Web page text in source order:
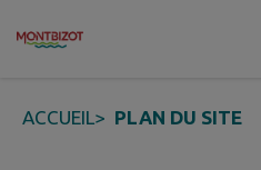
Contenu
ACCUEIL> PLAN DU SITE